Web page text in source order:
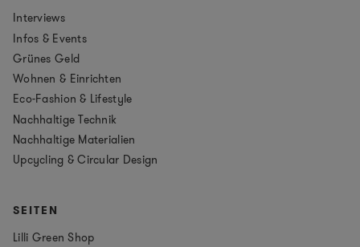
Interviews
Infos & Events
Grünes Geld
Wohnen & Einrichten
Eco-Fashion & Lifestyle
Nachhaltige Technik
Nachhaltige Materialien
Upcycling & Circular Design
SEITEN
Lilli Green Shop